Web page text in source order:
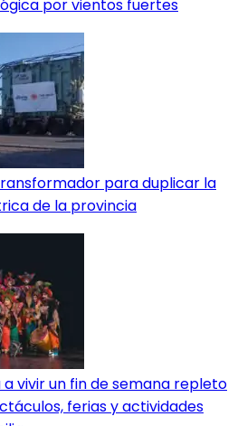
por vientos fuertes
para duplicar la
de la provincia
a vivir un fin de semana repleto
ferias y actividades